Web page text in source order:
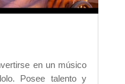
en un músico
Posee talento y